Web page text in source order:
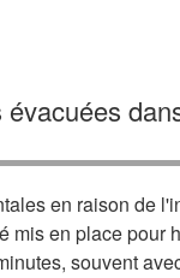
en raison de
mis en place pour
souvent